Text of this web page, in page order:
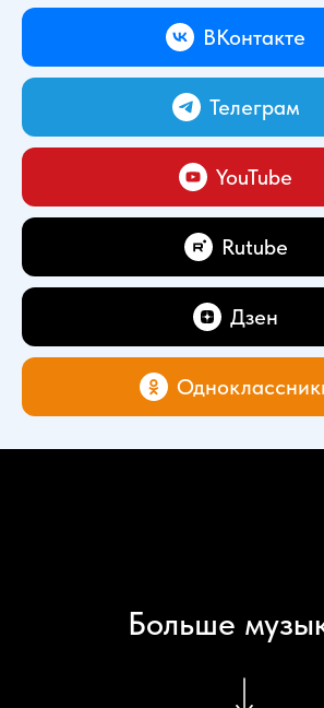
ВКонтакте
Телеграм
YouTube
Rutube
Дзен
Больше